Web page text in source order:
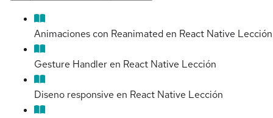
Animaciones con Reanimated en React Native Lección
Gesture Handler en React Native Lección
Diseno responsive en React Native Lección